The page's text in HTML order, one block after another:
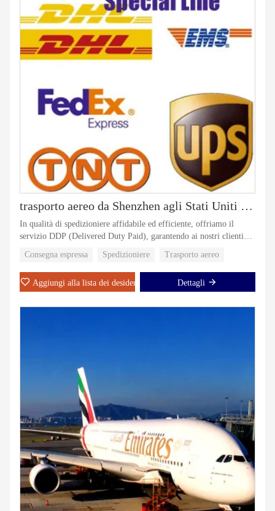
trasporto aereo da Shenzhen agli Stati Uniti agente di spedizione servizio ddp dalla Cina agli Stati Uniti espresso
In qualità di spedizioniere affidabile ed efficiente, offriamo il
servizio DDP (Delivered Duty Paid), garantendo ai nostri clienti
Consegna espressa Spedizioniere Trasporto aereo
Aggiungi alla lista dei desideri Dettagli